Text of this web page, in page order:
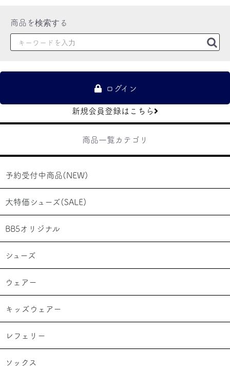
ログイン
新規会員登録はこちら
商品一覧カテゴリ
予約受付中商品(NEW)
大特価シューズ(SALE)
BB5オリジナル
シューズ
ウェアー
キッズウェアー
レフェリー
ソックス